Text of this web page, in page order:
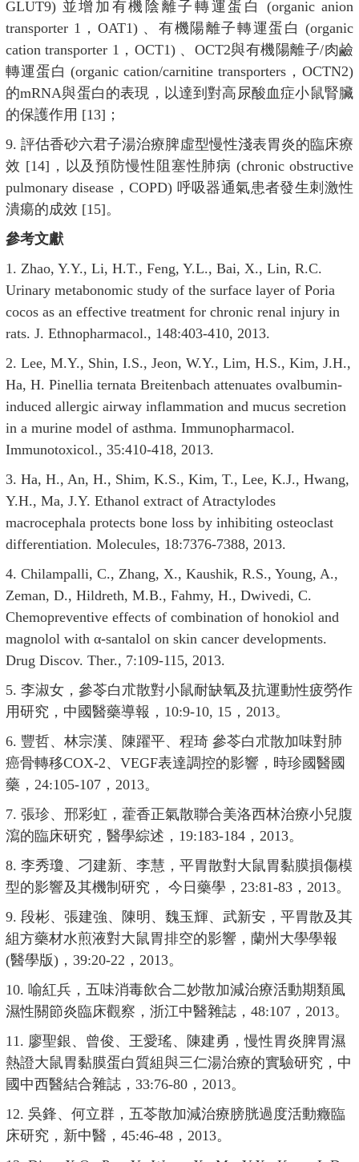
GLUT9) 並增加有機陰離子轉運蛋白 (organic anion
transporter 1，OAT1) 、有機陽離子轉運蛋白 (organic
cation transporter 1，OCT1) 、OCT2與有機陽離子/肉鹼
轉運蛋白 (organic cation/carnitine transporters，OCTN2)
的mRNA與蛋白的表現，以達到對高尿酸血症小鼠腎臟
的保護作用 [13]；
9. 評估香砂六君子湯治療脾虛型慢性淺表胃炎的臨床療
效 [14]，以及預防慢性阻塞性肺病 (chronic obstructive
pulmonary disease，COPD) 呼吸器通氣患者發生刺激性
潰瘍的成效 [15]。
參考文獻
1. Zhao, Y.Y., Li, H.T., Feng, Y.L., Bai, X., Lin, R.C.
Urinary metabonomic study of the surface layer of Poria
cocos as an effective treatment for chronic renal injury in
rats. J. Ethnopharmacol., 148:403-410, 2013.
2. Lee, M.Y., Shin, I.S., Jeon, W.Y., Lim, H.S., Kim, J.H.,
Ha, H. Pinellia ternata Breitenbach attenuates ovalbumin-
induced allergic airway inflammation and mucus secretion
in a murine model of asthma. Immunopharmacol.
Immunotoxicol., 35:410-418, 2013.
3. Ha, H., An, H., Shim, K.S., Kim, T., Lee, K.J., Hwang,
Y.H., Ma, J.Y. Ethanol extract of Atractylodes
macrocephala protects bone loss by inhibiting osteoclast
differentiation. Molecules, 18:7376-7388, 2013.
4. Chilampalli, C., Zhang, X., Kaushik, R.S., Young, A.,
Zeman, D., Hildreth, M.B., Fahmy, H., Dwivedi, C.
Chemopreventive effects of combination of honokiol and
magnolol with α-santalol on skin cancer developments.
Drug Discov. Ther., 7:109-115, 2013.
5. 李淑女，參苓白朮散對小鼠耐缺氧及抗運動性疲勞作
用研究，中國醫藥導報，10:9-10, 15，2013。
6. 豐哲、林宗漢、陳躍平、程琦 參苓白朮散加味對肺
癌骨轉移COX-2、VEGF表達調控的影響，時珍國醫國
藥，24:105-107，2013。
7. 張珍、邢彩虹，藿香正氣散聯合美洛西林治療小兒腹
瀉的臨床研究，醫學綜述，19:183-184，2013。
8. 李秀瓊、刁建新、李慧，平胃散對大鼠胃黏膜損傷模
型的影響及其機制研究， 今日藥學，23:81-83，2013。
9. 段彬、張建強、陳明、魏玉輝、武新安，平胃散及其
組方藥材水煎液對大鼠胃排空的影響，蘭州大學學報
(醫學版)，39:20-22，2013。
10. 喻紅兵，五味消毒飲合二妙散加減治療活動期類風
濕性關節炎臨床觀察，浙江中醫雜誌，48:107，2013。
11. 廖聖銀、曾俊、王愛瑤、陳建勇，慢性胃炎脾胃濕
熱證大鼠胃黏膜蛋白質組與三仁湯治療的實驗研究，中
國中西醫結合雜誌，33:76-80，2013。
12. 吳鋒、何立群，五苓散加減治療膀胱過度活動癥臨
床研究，新中醫，45:46-48，2013。